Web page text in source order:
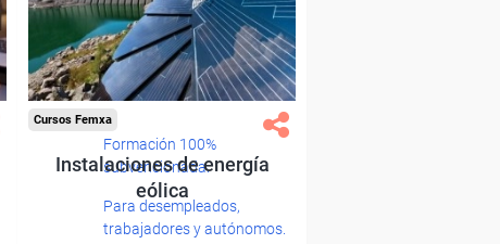
Formación 100%
subvencionada.
Para desempleados,
trabajadores y autónomos.
Cursos Femxa
Instalaciones de energía
eólica